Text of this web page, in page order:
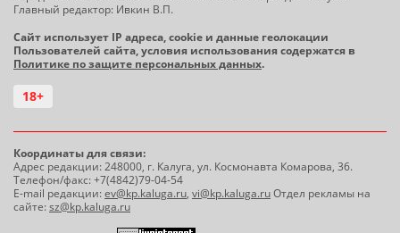
Главный редактор: Ивкин В.П.
Сайт использует IP адреса, cookie и данные геолокации
Пользователей сайта, условия использования содержатся в
Политике по защите персональных данных.
18+
Координаты для связи:
Адрес редакции: 248000, г. Калуга, ул. Космонавта Комарова, 36.
Телефон/факс: +7(4842)79-04-54
E-mail редакции:ev@kp.kaluga.ru, vi@kp.kaluga.ruОтдел рекламы на
сайте:sz@kp.kaluga.ru